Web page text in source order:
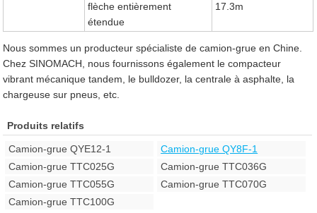
flèche entièrement
étendue
17.3m
Nous sommes un producteur spécialiste de camion-grue en Chine.
Chez SINOMACH, nous fournissons également le compacteur
vibrant mécanique tandem, le bulldozer, la centrale à asphalte, la
chargeuse sur pneus, etc.
Produits relatifs
Camion-grue QYE12-1
Camion-grue QY8F-1
Camion-grue TTC025G
Camion-grue TTC036G
Camion-grue TTC055G
Camion-grue TTC070G
Camion-grue TTC100G